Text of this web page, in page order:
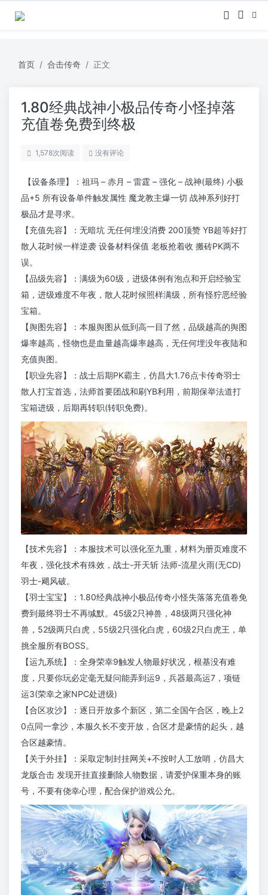
首页 合击传奇 正文
1.80经典战神小极品传奇小怪掉落
充值卷免费到终极
1,578次阅读 没有评论
【设备条理】：祖玛 – 赤月 – 雷霆 – 强化 – 战神(最终) 小极
品+5 所有设备单件触发属性 魔龙教主爆一切 战神系列好打
极品才是寻求。
【充值先容】：无暗坑 无任何埋没消费 200顶赞 YB超等好打
散人花时候一样逆袭 设备材料保值 老板抢着收 搬砖PK两不
误。
【品级先容】：满级为60级，进级体例有泡点和开启经验宝
箱，进级难度不年夜，散人花时候照样满级，所有怪狞恶经验
宝箱。
【舆图先容】：本服舆图从低到高一目了然，品级越高的舆图
爆率越高，怪物也是血量越高爆率越高，无任何埋没年夜陆和
充值舆图。
【职业先容】：战士后期PK霸主，仿昌大1.76点卡传奇羽士
散人打宝首选，法师首要团战和刷YB利用，前期保举法道打
宝箱进级，后期再转职(转职免费)。
【技术先容】：本服技术可以强化至九重，材料为册页难度不
年夜，强化技术有殊效，战士-开天斩 法师-流星火雨(无CD)
羽士-飓风破。
【羽士宝宝】：1.80经典战神小极品传奇小怪失落落充值卷免
费到最终羽士不再缄默。45级2只神兽，48级两只强化神
兽，52级两只白虎，55级2只强化白虎，60级2只白虎王，单
挑全服所有BOSS。
【运九系统】：全身荣幸9触发人物最好状况，根基没有难
度，只要你玩必定毫无疑问能弄到运9，兵器最高运7，项链
运3(荣幸之家NPC处进级)
【合区攻沙】：逐日开放多个新区，第二全国午合区，晚上2
0点同一拿沙，本服久长不变开放，合区才是豪情的起头，越
合区越豪情。
【关于外挂】：采取定制封挂网关+不按时人工放哨，仿昌大
龙版合击 发现开挂直接删除人物数据，请爱护保重本身的账
号，不要有侥幸心理，配合保护游戏公允。